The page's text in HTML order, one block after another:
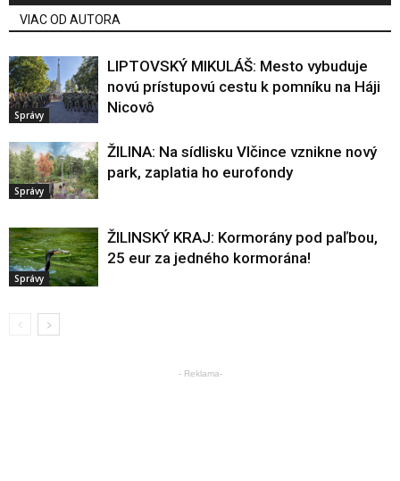
VIAC OD AUTORA
Správy
LIPTOVSKÝ MIKULÁŠ: Mesto vybuduje
novú prístupovú cestu k pomníku na Háji
Nicovô
Správy
ŽILINA: Na sídlisku Vlčince vznikne nový
park, zaplatia ho eurofondy
Správy
ŽILINSKÝ KRAJ: Kormorány pod paľbou,
25 eur za jedného kormorána!
- Reklama-